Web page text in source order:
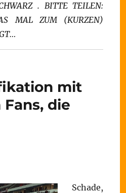
. BITTE TEILEN:
MAL ZUM (KURZEN)
mit
die
Schade,